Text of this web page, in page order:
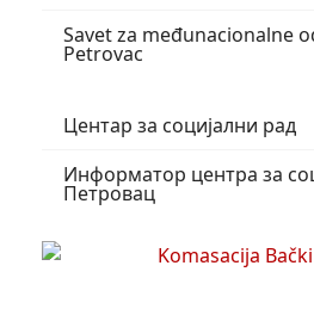
Savet za međunacionalne
Petrovac
Центар за социјални рад
Информатор центра за
Петровац